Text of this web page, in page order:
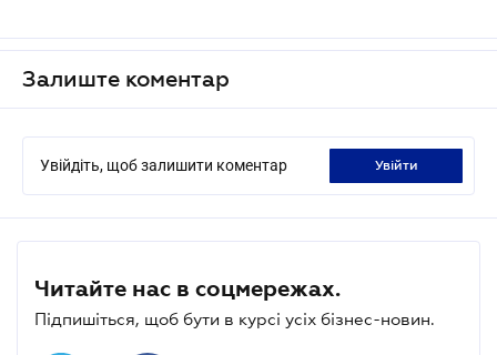
Залиште коментар
Увійдіть, щоб залишити коментар увійти
Читайте нас в соцмережах.
Підпишіться, щоб бути в курсі усіх бізнес-новин.